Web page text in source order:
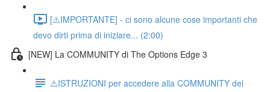
[⚠️IMPORTANTE] - ci sono alcune cose importanti che
devo dirti prima di iniziare... (2:00)
[NEW] La COMMUNITY di The Options Edge 3
⚠️ISTRUZIONI per accedere alla COMMUNITY del